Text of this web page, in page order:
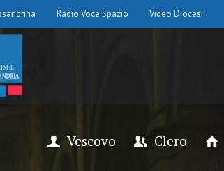
Radio Voce Spazio Video Diocesi
Vescovo Clero